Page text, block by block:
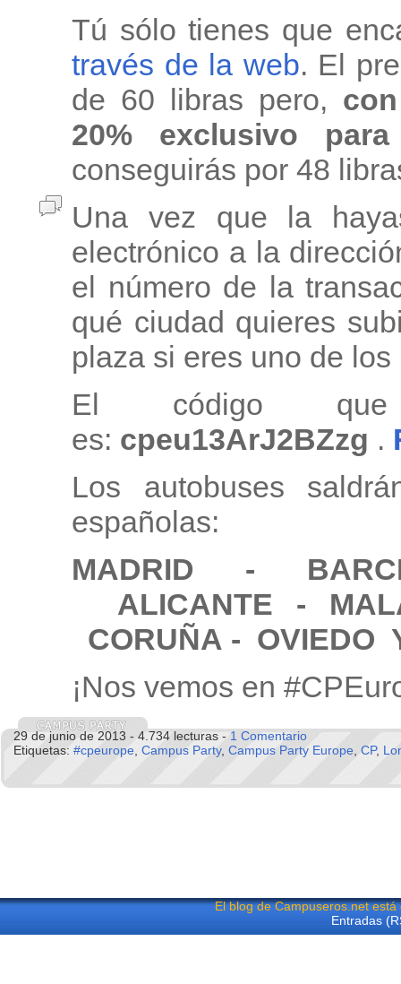
Tú sólo tienes que
través de la web. El
de 60 libras pero,
20% exclusivo
conseguirás por 48
Una vez que la
electrónico a la
el número de la
qué ciudad quieres
plaza si eres uno de
El código
es: cpeu13ArJ2BZzg .
Los autobuses
españolas:
MADRID -
ALICANTE -
CORUÑA -
¡Nos vemos en
29 de junio de 2013 - 4.734 lecturas - 1 Comentario
Etiquetas: #cpeurope Campus Party, Campus Party Europe CP,
El blog de Campuseros.net
Entradas